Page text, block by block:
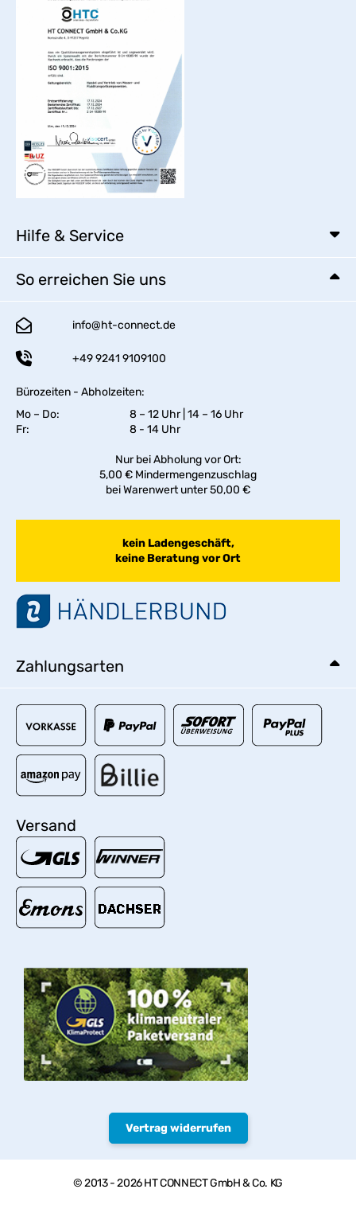
Hilfe & Service
So erreichen Sie uns
info@ht-connect.de
+49 9241 9109100
Bürozeiten - Abholzeiten:
Mo – Do:
8 – 12 Uhr | 14 – 16 Uhr
Fr:
8 - 14 Uhr
Nur bei Abholung vor Ort:
5,00 € Mindermengenzuschlag
bei Warenwert unter 50,00 €
kein Ladengeschäft,
keine Beratung vor Ort
Zahlungsarten
Versand
Vertrag widerrufen
© 2013 - 2026 HT CONNECT GmbH & Co. KG